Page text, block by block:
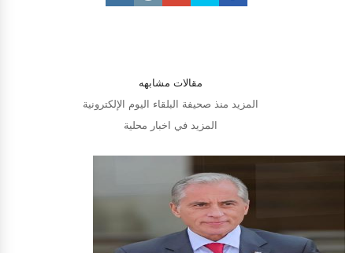
مقالات مشابهه
المزيد منذ صحيفة البلقاء اليوم الإلكترونية
المزيد في اخبار محلية